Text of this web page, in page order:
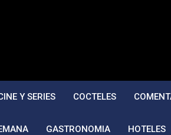
Y SERIES COCTELES
GASTRONOMIA HOTELES